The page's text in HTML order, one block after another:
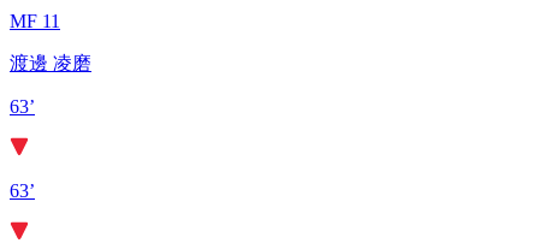
MF 11
渡邊 凌磨
63’
63’